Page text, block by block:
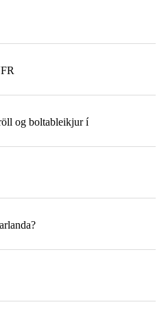
og boltableikjur í